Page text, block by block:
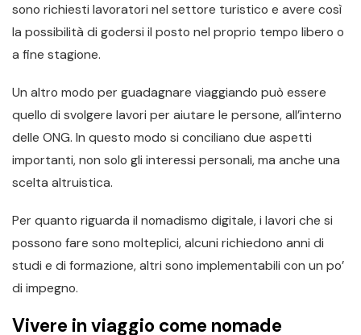
sono richiesti lavoratori nel settore turistico e avere così
la possibilità di godersi il posto nel proprio tempo libero o
a fine stagione.
Un altro modo per guadagnare viaggiando può essere
quello di svolgere lavori per aiutare le persone, all’interno
delle ONG. In questo modo si conciliano due aspetti
importanti, non solo gli interessi personali, ma anche una
scelta altruistica.
Per quanto riguarda il nomadismo digitale, i lavori che si
possono fare sono molteplici, alcuni richiedono anni di
studi e di formazione, altri sono implementabili con un po’
di impegno.
Vivere in viaggio come nomade